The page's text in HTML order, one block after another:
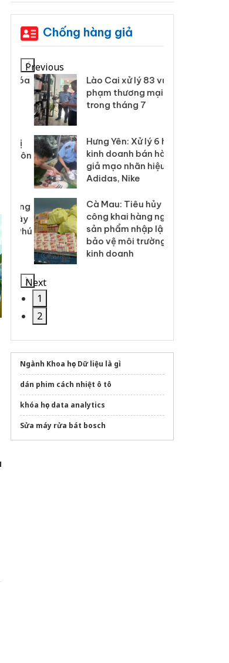
Chống hàng giả
Previous
Lào Cai xử lý 83 vụ vi
phạm thương mại
trong tháng 7
Hưng Yên: Xử lý 6 hộ
kinh doanh bán hàng
giả mạo nhãn hiệu
Adidas, Nike
Cà Mau: Tiêu hủy
công khai hàng ngàn
sản phẩm nhập lậu,
bảo vệ môi trường
kinh doanh
Next
1
2
Ngành Khoa học Dữ liệu là gì
dán phim cách nhiệt ô tô
khóa học data analytics
Sửa máy rửa bát bosch